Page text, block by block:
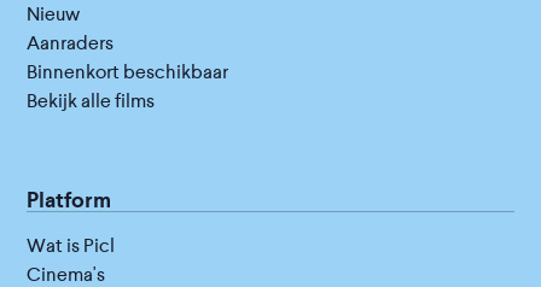
Nieuw
Aanraders
Binnenkort beschikbaar
Bekijk alle films
Platform
Wat is Picl
Cinema's